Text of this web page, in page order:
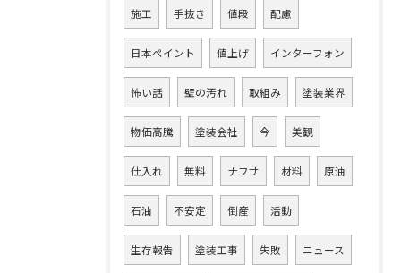
施工 手抜き 値段 配慮
日本ペイント 値上げ インターフォン
怖い話 壁の汚れ 取組み 塗装業界
物価高騰 塗装会社 今 美観
仕入れ 無料 ナフサ 材料 原油
石油 不安定 倒産 活動
生存報告 塗装工事 失敗 ニュース